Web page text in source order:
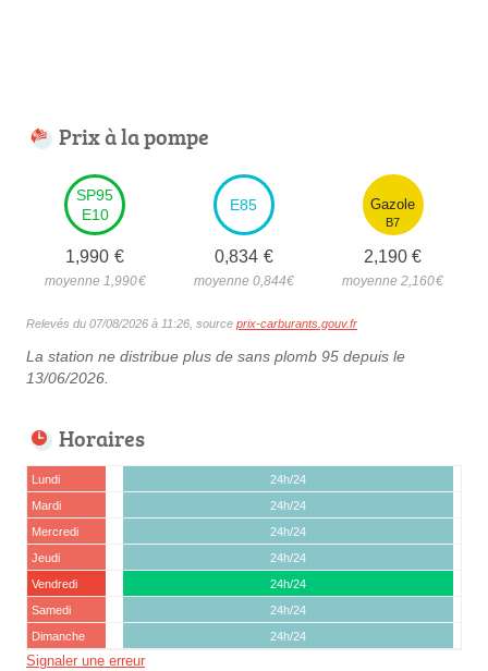
Prix à la pompe
SP95
E10
1,990 €
moyenne 1,990€
E85
0,834 €
moyenne 0,844€
Gazole
B7
2,190 €
moyenne 2,160€
Relevés du 07/08/2026 à 11:26, source prix-carburants.gouv.fr
La station ne distribue plus de sans plomb 95 depuis le
13/06/2026.
Horaires
Lundi
24h/24
Mardi
24h/24
Mercredi
24h/24
Jeudi
24h/24
Vendredi
24h/24
Samedi
24h/24
Dimanche
24h/24
Signaler une erreur